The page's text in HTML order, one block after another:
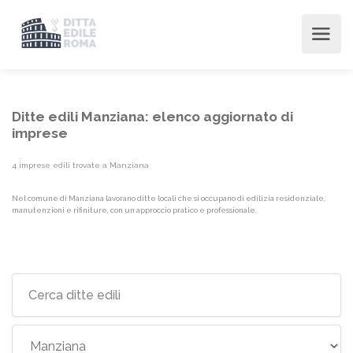
Ditte edili Manziana: elenco aggiornato di
imprese
4 imprese edili trovate a Manziana
Nel comune di Manziana lavorano ditte locali che si occupano di edilizia residenziale,
manutenzioni e rifiniture, con un approccio pratico e professionale.
Elenco imprese edili {label}